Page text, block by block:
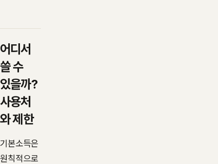
어디서
쓸 수
있을까?
사용처
와 제한
기본소득은
원칙적으로